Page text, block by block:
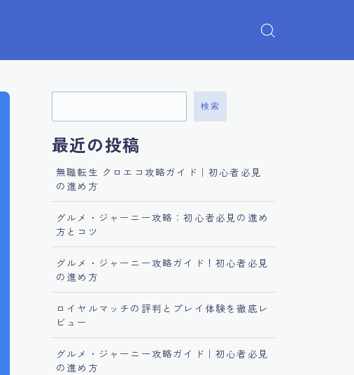
検索
最近の投稿
無職転生 クロエコ攻略ガイド｜初心者必見
の進め方
グルメ・ジャーニー攻略：初心者必見の進め
方とコツ
グルメ・ジャーニー攻略ガイド！初心者必見
の進め方
ロイヤルマッチの評判とプレイ体験を徹底レ
ビュー
グルメ・ジャーニー攻略ガイド｜初心者必見
の進め方